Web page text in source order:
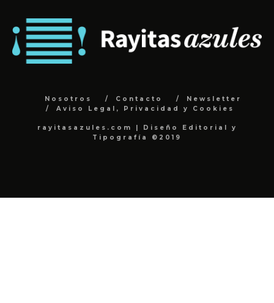
Nosotros Contacto
Newsletter
Aviso Legal, Privacidad y Cookies
rayitasazules.com | Diseño Editorial y
Tipografía ©2019